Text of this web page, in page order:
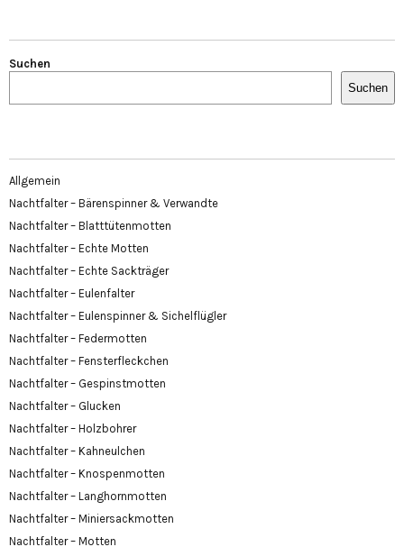
Suchen
Suchen
Allgemein
Nachtfalter – Bärenspinner & Verwandte
Nachtfalter – Blatttütenmotten
Nachtfalter – Echte Motten
Nachtfalter – Echte Sackträger
Nachtfalter – Eulenfalter
Nachtfalter – Eulenspinner & Sichelflügler
Nachtfalter – Federmotten
Nachtfalter – Fensterfleckchen
Nachtfalter – Gespinstmotten
Nachtfalter – Glucken
Nachtfalter – Holzbohrer
Nachtfalter – Kahneulchen
Nachtfalter – Knospenmotten
Nachtfalter – Langhornmotten
Nachtfalter – Miniersackmotten
Nachtfalter – Motten